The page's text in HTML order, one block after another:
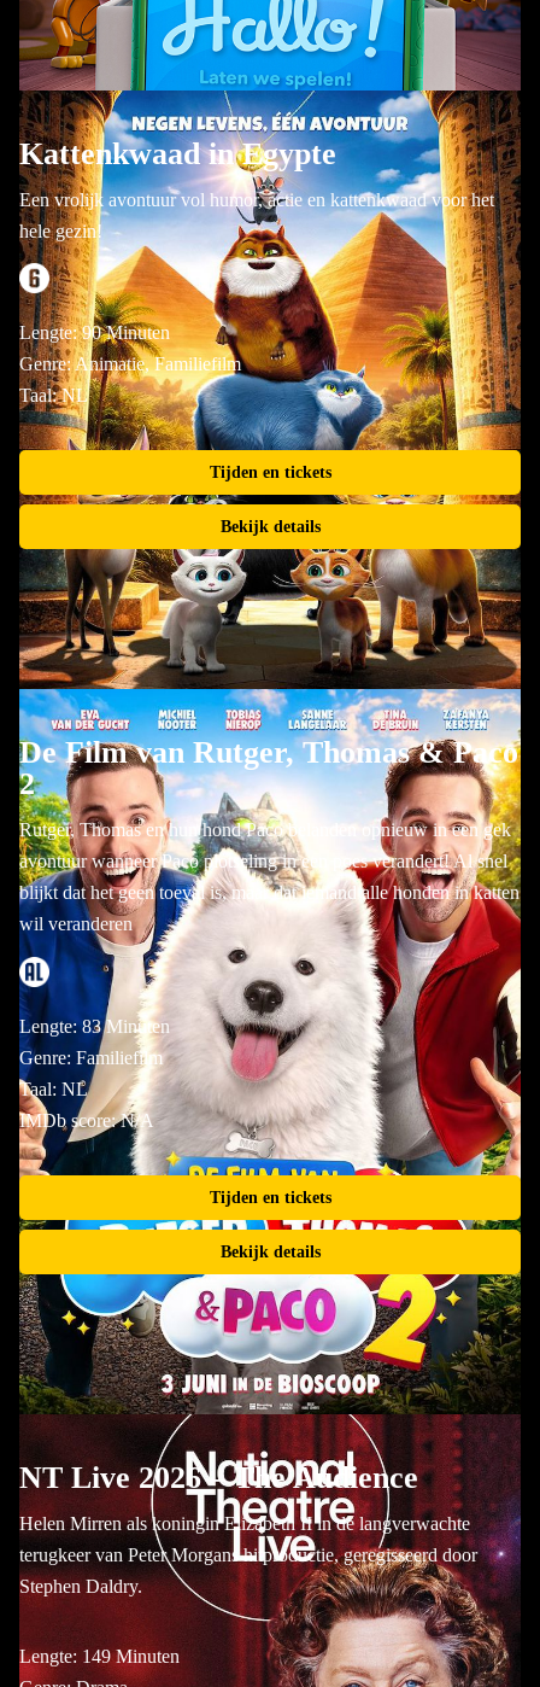
Kattenkwaad in Egypte
Een vrolijk avontuur vol humor, actie en kattenkwaad voor het
hele gezin!
Lengte: 90 Minuten
Genre: Animatie, Familiefilm
Taal: NL
Tijden en tickets
Bekijk details
De Film van Rutger, Thomas & Paco
2
Rutger, Thomas en hun hond Paco belanden opnieuw in een gek
avontuur wanneer Paco plotseling in een poes verandert! Al snel
blijkt dat het geen toeval is, maar dat iemand alle honden in katten
wil veranderen
Lengte: 83 Minuten
Genre: Familiefilm
Taal: NL
IMDb score: N/A
Tijden en tickets
Bekijk details
NT Live 2026 – The Audience
Helen Mirren als koningin Elizabeth II in de langverwachte
terugkeer van Peter Morgans hitproductie, geregisseerd door
Stephen Daldry.
Lengte: 149 Minuten